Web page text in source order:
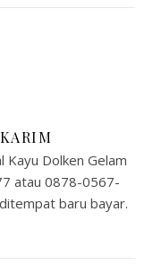
Kayu Dolken Gelam
atau 0878-0567-
baru bayar.